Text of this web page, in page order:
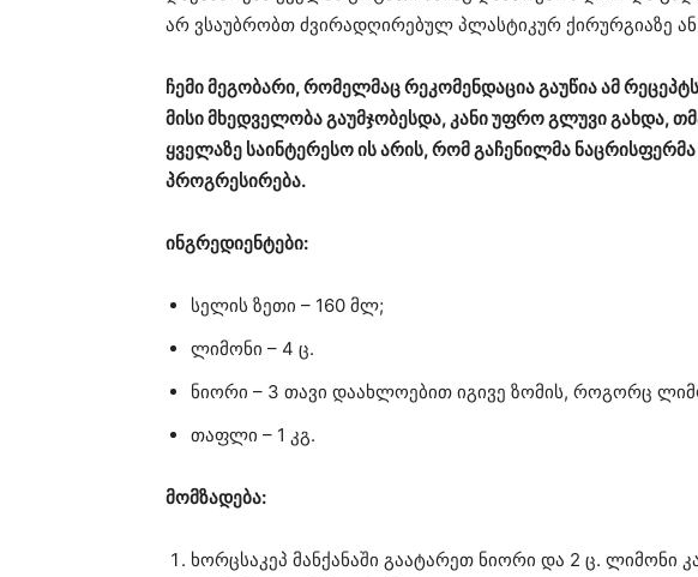
არ ვსაუბრობთ ძვირადღირებულ პლასტიკურ ქირურგიაზე
ჩემი მეგობარი, რომელმაც რეკომენდაცია გაუწია ამ
მისი მხედველობა გაუმჯობესდა, კანი უფრო გლუვი გახდა,
ყველაზე საინტერესო ის არის, რომ გაჩენილმა ნაცრისფერმა
პროგრესირება.
ინგრედიენტები:
სელის ზეთი – 160 მლ;
ლიმონი – 4 ც.
ნიორი – 3 თავი დაახლოებით იგივე ზომის, როგორც
თაფლი – 1 კგ.
მომზადება:
ხორცსაკეპ მანქანაში გაატარეთ ნიორი და 2 ც. ლიმონი